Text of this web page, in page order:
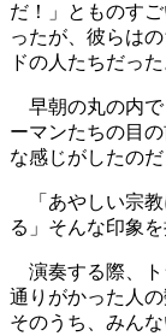
だ！」とものす
ったが、彼らは
ドの人たちだった
早朝の丸の内で
ーマンたちの目
な感じがしたのだ
「あやしい宗教
る」そんな印象
演奏する際、ト
通りがかった人
そのうち、みん